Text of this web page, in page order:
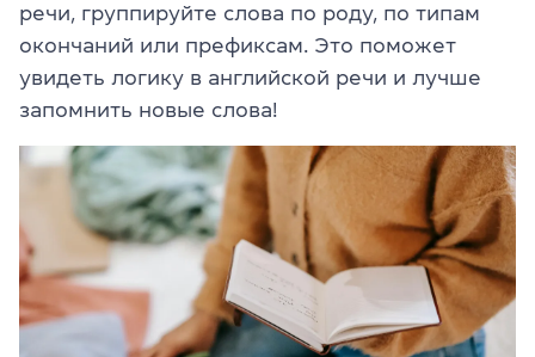
речи, группируйте слова по роду, по типам
окончаний или префиксам. Это поможет
увидеть логику в английской речи и лучше
запомнить новые слова!